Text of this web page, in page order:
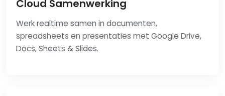
Cloud Samenwerking
Werk realtime samen in documenten,
spreadsheets en presentaties met Google Drive,
Docs, Sheets & Slides.